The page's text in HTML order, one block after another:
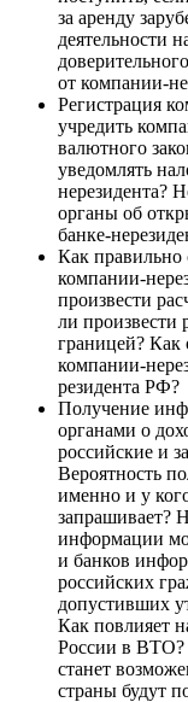
за аренду
деятельности
от компании-
Регистрация
учредить
валютного
уведомлять
нерезидента?
органы об
банке-
Как правильно
компании-
произвести
ли произвести
границей? Как
компании-
резидента РФ?
Получение
органами о
российские и
Вероятность
именно и у
запрашивает?
информации
и банков
российских
допустивших
Как повлияет
России в ВТО?
станет
страны будут